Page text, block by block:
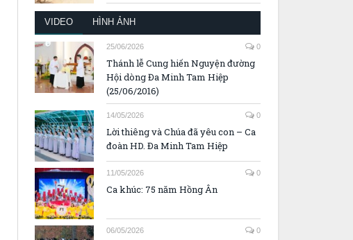
VIDEO HÌNH ẢNH
25/06/2026 0
Thánh lễ Cung hiến Nguyện đường
Hội dòng Đa Minh Tam Hiệp
(25/06/2016)
14/05/2026 0
Lời thiêng và Chúa đã yêu con – Ca
đoàn HD. Đa Minh Tam Hiệp
11/05/2026 0
Ca khúc: 75 năm Hồng Ân
06/05/2026 0